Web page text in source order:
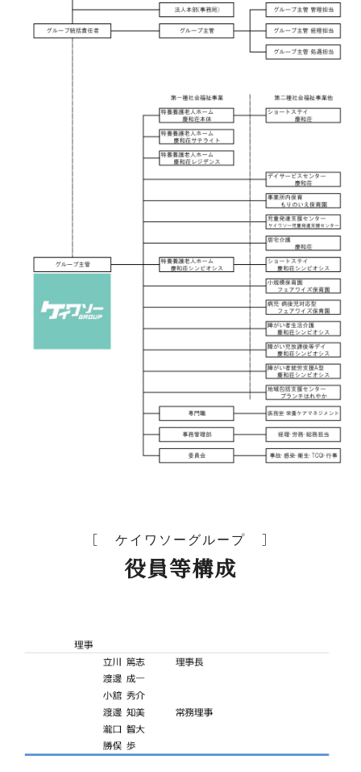
ケイワソーグループ
役員等構成